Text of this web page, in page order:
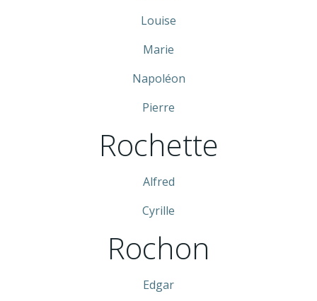
Louise
Marie
Napoléon
Pierre
Rochette
Alfred
Cyrille
Rochon
Edgar